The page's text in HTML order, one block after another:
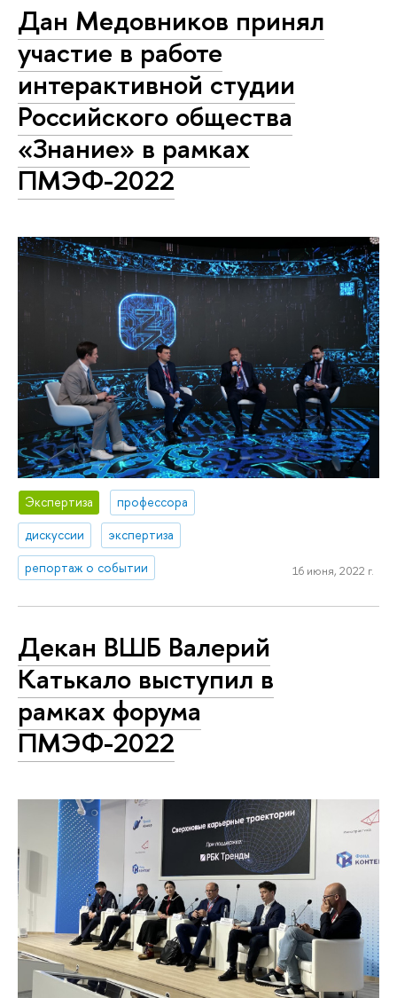
Дан Медовников принял
участие в работе
интерактивной студии
Российского общества
«Знание» в рамках
ПМЭФ-2022
Экспертиза
профессора
дискуссии
экспертиза
репортаж о событии
16 июня, 2022 г.
Декан ВШБ Валерий
Катькало выступил в
рамках форума
ПМЭФ-2022